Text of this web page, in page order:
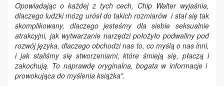
Opowiadając o każdej z tych cech, Chip Walter wyjaśnia,
dlaczego ludzki mózg urósł do takich rozmiarów i stał się tak
skomplikowany, dlaczego jesteśmy dla siebie seksualnie
atrakcyjni, jak wytwarzanie narzędzi położyło podwaliny pod
rozwój języka, dlaczego obchodzi nas to, co myślą o nas inni,
i jak staliśmy się stworzeniami, które śmieją się, płaczą i
zakochują. To naprawdę oryginalna, bogata w informacje i
prowokująca do myślenia książka".